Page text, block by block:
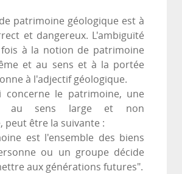
patrimoine géologique est à
et dangereux. L'ambiguïté
à la notion de patrimoine
et au sens et à la portée
à l'adjectif géologique.
concerne le patrimoine, une
au sens large et non
peut être la suivante :
est l'ensemble des biens
ou un groupe décide
aux générations futures".